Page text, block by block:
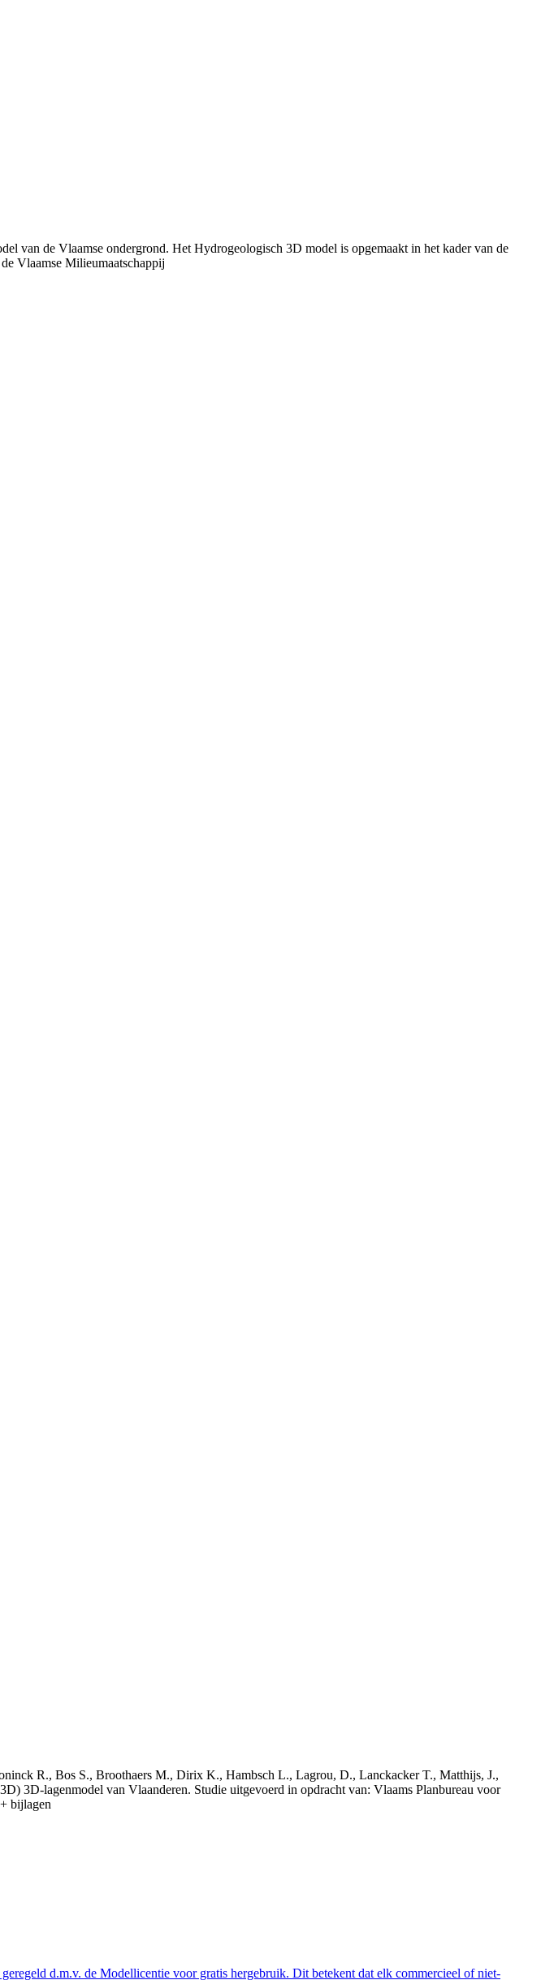
van de Vlaamse ondergrond. Het Hydrogeologisch 3D model is opgemaakt in het kader van de
Vlaamse Milieumaatschappij
R., Bos S., Broothaers M., Dirix K., Hambsch L., Lagrou, D., Lanckacker T., Matthijs, J.,
3D-lagenmodel van Vlaanderen. Studie uitgevoerd in opdracht van: Vlaams Planbureau voor
bijlagen
d.m.v. de Modellicentie voor gratis hergebruik. Dit betekent dat elk commercieel of niet-